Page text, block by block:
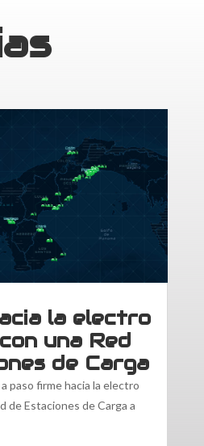
la electro
una Red
de Carga
paso firme hacia la electro
de Estaciones de Carga a